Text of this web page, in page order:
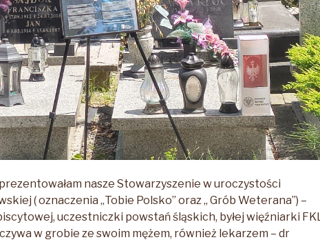
nasze Stowarzyszenie w uroczystości
( oznaczenia „Tobie Polsko’’ oraz „ Grób Weterana’’) –
uczestniczki powstań śląskich, byłej więźniarki FKL
w grobie ze swoim mężem, również lekarzem – dr